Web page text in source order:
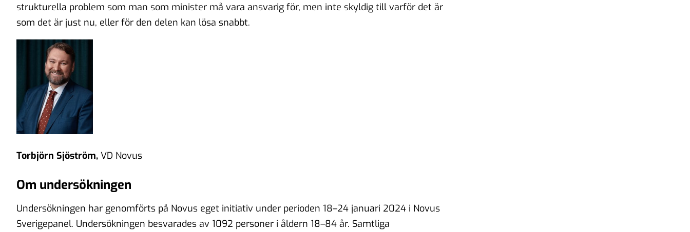
strukturella problem som man som minister må vara ansvarig för, men inte skyldig till varför det är
som det är just nu, eller för den delen kan lösa snabbt.
Torbjörn Sjöström, VD Novus
Om undersökningen
Undersökningen har genomförts på Novus eget initiativ under perioden 18–24 januari 2024 i Novus
Sverigepanel. Undersökningen besvarades av 1092 personer i åldern 18–84 år. Samtliga